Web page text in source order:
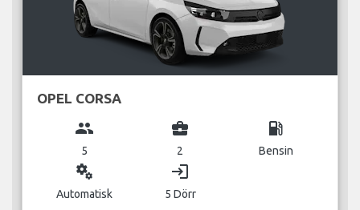
OPEL CORSA
group
5
business_center
2
local_gas_station
Bensin
miscellaneous_services
Automatisk
login
5 Dörr